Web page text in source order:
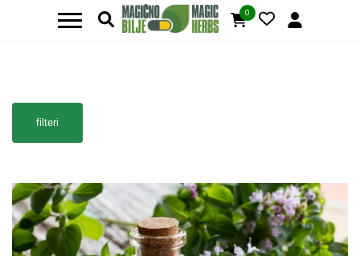
0
filteri